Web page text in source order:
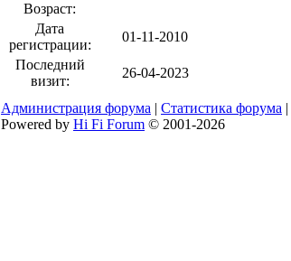
Возраст:
Дата
регистрации:
01-11-2010
Последний
визит:
26-04-2023
Администрация форума | Статистика форума |
Powered by Hi Fi Forum © 2001-2026